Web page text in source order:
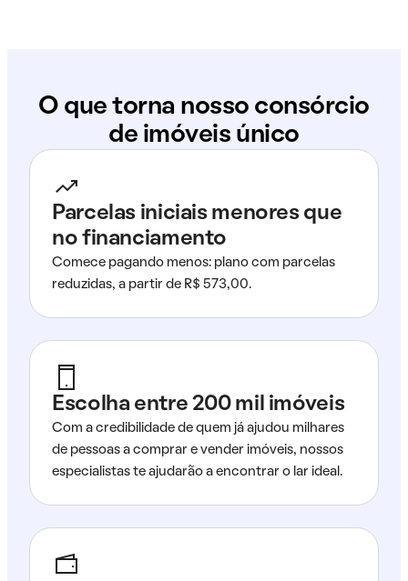
O que torna nosso consórcio
de imóveis único
Parcelas iniciais menores que
no financiamento
Comece pagando menos: plano com parcelas
reduzidas, a partir de R$ 573,00.
Escolha entre 200 mil imóveis
Com a credibilidade de quem já ajudou milhares
de pessoas a comprar e vender imóveis, nossos
especialistas te ajudarão a encontrar o lar ideal.